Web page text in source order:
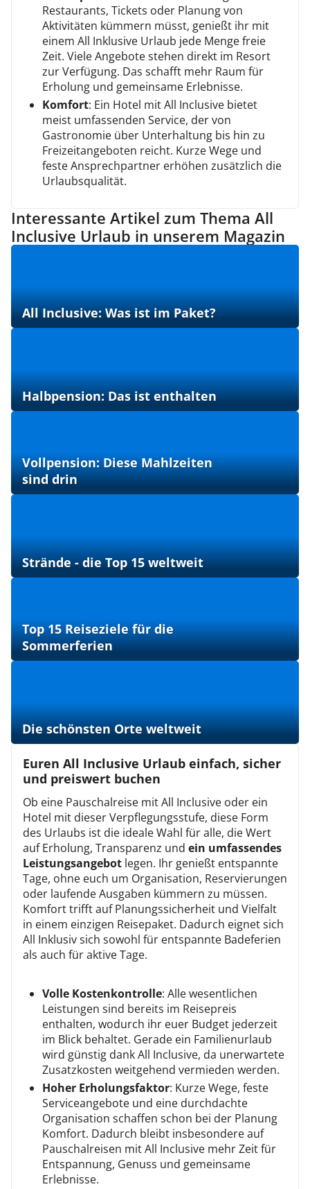
Restaurants, Tickets oder Planung von
Aktivitäten kümmern müsst, genießt ihr mit
einem All Inklusive Urlaub jede Menge freie
Zeit. Viele Angebote stehen direkt im Resort
zur Verfügung. Das schafft mehr Raum für
Erholung und gemeinsame Erlebnisse.
Komfort: Ein Hotel mit All Inclusive bietet
meist umfassenden Service, der von
Gastronomie über Unterhaltung bis hin zu
Freizeitangeboten reicht. Kurze Wege und
feste Ansprechpartner erhöhen zusätzlich die
Urlaubsqualität.
Interessante Artikel zum Thema All
Inclusive Urlaub in unserem Magazin
All Inclusive: Was ist im Paket?
Halbpension: Das ist enthalten
Vollpension: Diese Mahlzeiten
sind drin
Strände - die Top 15 weltweit
Top 15 Reiseziele für die
Sommerferien
Die schönsten Orte weltweit
Euren All Inclusive Urlaub einfach, sicher
und preiswert buchen
Ob eine Pauschalreise mit All Inclusive oder ein
Hotel mit dieser Verpflegungsstufe, diese Form
des Urlaubs ist die ideale Wahl für alle, die Wert
auf Erholung, Transparenz und ein umfassendes
Leistungsangebot legen. Ihr genießt entspannte
Tage, ohne euch um Organisation, Reservierungen
oder laufende Ausgaben kümmern zu müssen.
Komfort trifft auf Planungssicherheit und Vielfalt
in einem einzigen Reisepaket. Dadurch eignet sich
All Inklusiv sich sowohl für entspannte Badeferien
als auch für aktive Tage.
Volle Kostenkontrolle: Alle wesentlichen
Leistungen sind bereits im Reisepreis
enthalten, wodurch ihr euer Budget jederzeit
im Blick behaltet. Gerade ein Familienurlaub
wird günstig dank All Inclusive, da unerwartete
Zusatzkosten weitgehend vermieden werden.
Hoher Erholungsfaktor: Kurze Wege, feste
Serviceangebote und eine durchdachte
Organisation schaffen schon bei der Planung
Komfort. Dadurch bleibt insbesondere auf
Pauschalreisen mit All Inclusive mehr Zeit für
Entspannung, Genuss und gemeinsame
Erlebnisse.